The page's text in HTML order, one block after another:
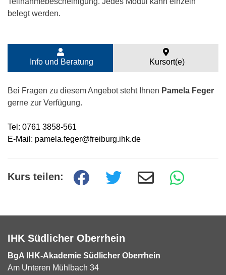
belegt werden.
Info und Beratung Kursort(e)
Bei Fragen zu diesem Angebot steht Ihnen Pamela Feger
gerne zur Verfügung.
Tel: 0761 3858-561
E-Mail: pamela.feger@freiburg.ihk.de
Kurs teilen:
IHK Südlicher Oberrhein
BgA IHK-Akademie Südlicher Oberrhein
Am Unteren Mühlbach 34